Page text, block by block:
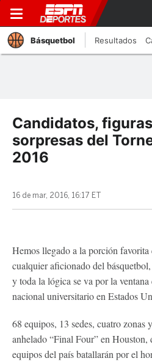
Básquetbol Resultados
Candidatos,
sorpresas del
2016
16 de mar, 2016, 16:17 ET
Hemos llegado a la porción favorita
cualquier aficionado del
y toda la lógica se va por la
nacional universitario en Estados
68 equipos, 13 sedes, cuatro zonas
anhelado “Final Four” en Houston,
equipos del país batallarán por el